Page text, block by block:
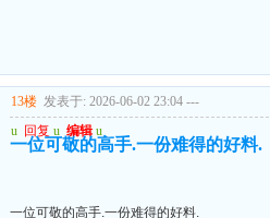
13楼 发表于: 2026-06-02 23:04 ---
u 回复 u 编辑 u
一位可敬的高手.一份难得的好料.
一位可敬的高手.一份难得的好料.